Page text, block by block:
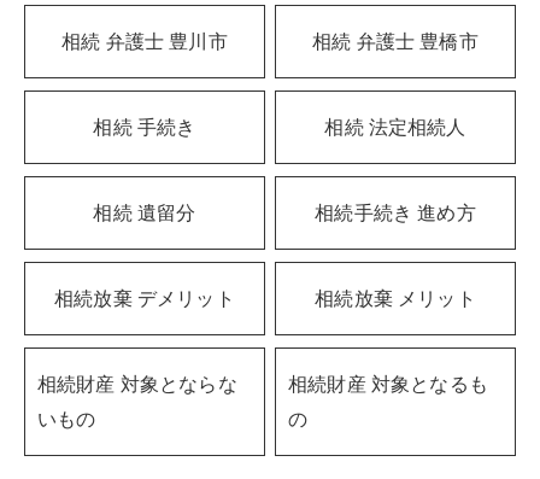
相続 弁護士 豊川市 相続 弁護士 豊橋市
相続 手続き 相続 法定相続人
相続 遺留分 相続手続き 進め方
相続放棄 デメリット 相続放棄 メリット
相続財産 対象とならな
いもの
相続財産 対象となるも
の